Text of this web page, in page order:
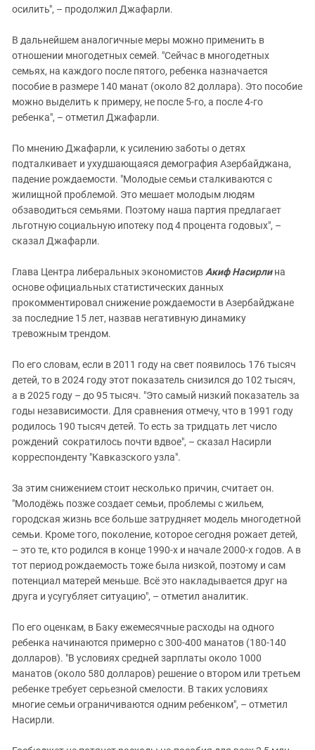
осилить", – продолжил Джафарли.
В дальнейшем аналогичные меры можно применить в
отношении многодетных семей. "Сейчас в многодетных
семьях, на каждого после пятого, ребенка назначается
пособие в размере 140 манат (около 82 доллара). Это пособие
можно выделить к примеру, не после 5-го, а после 4-го
ребенка", – отметил Джафарли.
По мнению Джафарли, к усилению заботы о детях
подталкивает и ухудшающаяся демография Азербайджана,
падение рождаемости. "Молодые семьи сталкиваются с
жилищной проблемой. Это мешает молодым людям
обзаводиться семьями. Поэтому наша партия предлагает
льготную социальную ипотеку под 4 процента годовых", –
сказал Джафарли.
Глава Центра либеральных экономистов Акиф Насирлина
основе официальных статистических данных
прокомментировал снижение рождаемости в Азербайджане
за последние 15 лет, назвав негативную динамику
тревожным трендом.
По его словам, если в 2011 году на свет появилось 176 тысяч
детей, то в 2024 году этот показатель снизился до 102 тысяч,
а в 2025 году – до 95 тысяч. "Это самый низкий показатель за
годы независимости. Для сравнения отмечу, что в 1991 году
родилось 190 тысяч детей. То есть за тридцать лет число
рождений сократилось почти вдвое", – сказал Насирли
корреспонденту "Кавказского узла".
За этим снижением стоит несколько причин, считает он.
"Молодёжь позже создает семьи, проблемы с жильем,
городская жизнь все больше затрудняет модель многодетной
семьи. Кроме того, поколение, которое сегодня рожает детей,
– это те, кто родился в конце 1990-х и начале 2000-х годов. А в
тот период рождаемость тоже была низкой, поэтому и сам
потенциал матерей меньше. Всё это накладывается друг на
друга и усугубляет ситуацию", – отметил аналитик.
По его оценкам, в Баку ежемесячные расходы на одного
ребенка начинаются примерно с 300-400 манатов (180-140
долларов). "В условиях средней зарплаты около 1000
манатов (около 580 долларов) решение о втором или третьем
ребенке требует серьезной смелости. В таких условиях
многие семьи ограничиваются одним ребенком", – отметил
Насирли.